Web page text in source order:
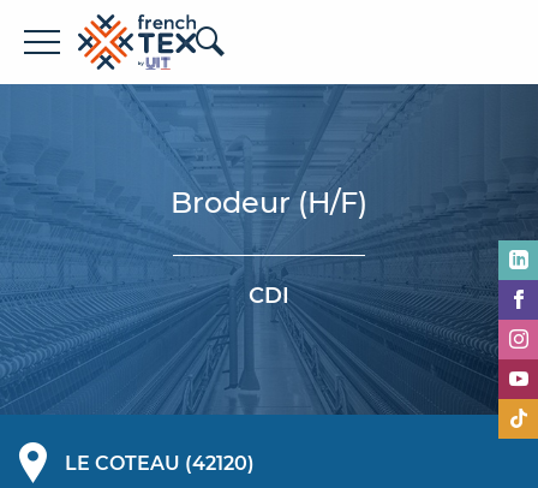
Offres d'emploi
Métiers
Formations
À propos de French TEX
Brodeur (H/F)
CDI
LE COTEAU (42120)